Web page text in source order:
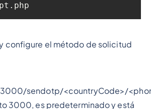
configure el método de solicitud
sendotp/<countryCode>/
3000, es predeterminado y está